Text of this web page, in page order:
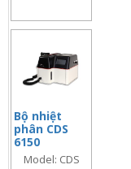
Bộ nhiệt
phân CDS
6150
Pyrolyzer,
Model: CDS